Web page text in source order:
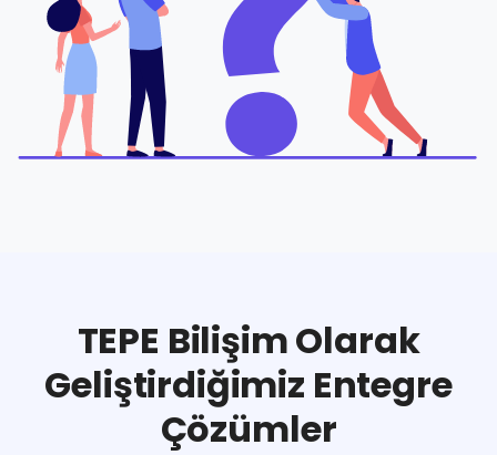
TEPE Bilişim Olarak
Geliştirdiğimiz Entegre
Çözümler